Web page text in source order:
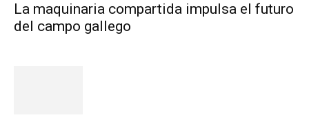
La maquinaria compartida impulsa el futuro
del campo gallego